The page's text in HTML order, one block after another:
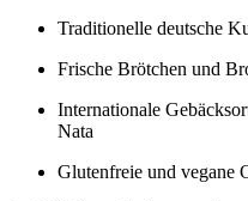
Traditionelle deutsche
Frische Brötchen und
Internationale
Nata
Glutenfreie und vegane